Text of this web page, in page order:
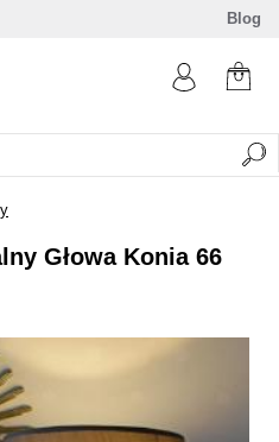
Blog
Głowa Konia 66